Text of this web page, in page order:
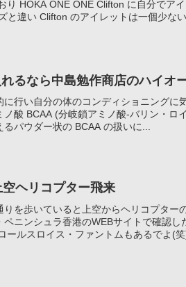
り HOKA ONE ONE Clifton に自分でア
と違い Clifton のアイレットは一個少な
るなら中島勉作商店のハイオ
に行い自分の体のコンディショニングに
酸 BCAA (分岐鎖アミノ酸-バリン・ロ
パウダー状の BCAA の扱いに...
ヘリコプター飛来
を歩いていると上空からヘリコプター
ペニンシュラ香港のWEBサイトで確認
ールスロイス・ファントムもあるでよ(笑